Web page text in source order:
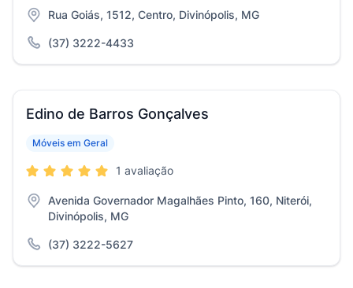
Rua Goiás, 1512, Centro, Divinópolis, MG
(37) 3222-4433
Edino de Barros Gonçalves
Móveis em Geral
1 avaliação
Avenida Governador Magalhães Pinto, 160, Niterói,
Divinópolis, MG
(37) 3222-5627